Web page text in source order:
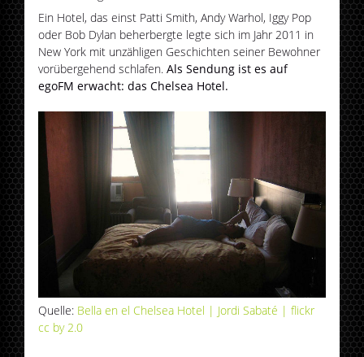
Ein Hotel, das einst Patti Smith, Andy Warhol, Iggy Pop
oder Bob Dylan beherbergte legte sich im Jahr 2011 in
New York mit unzähligen Geschichten seiner Bewohner
vorübergehend schlafen. Als Sendung ist es auf
egoFM erwacht: das Chelsea Hotel.
Quelle: Bella en el Chelsea Hotel | Jordi Sabaté | flickr
cc by 2.0